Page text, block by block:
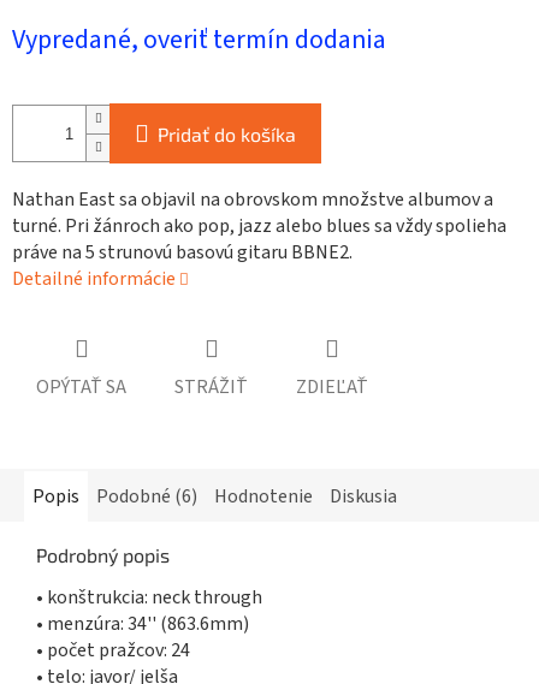
cena:
Vypredané, overiť termín dodania
Pridať do košíka
Nathan East sa objavil na obrovskom množstve albumov a
turné. Pri žánroch ako pop, jazz alebo blues sa vždy spolieha
práve na 5 strunovú basovú gitaru BBNE2.
Detailné informácie
OPÝTAŤ SA STRÁŽIŤ ZDIEĽAŤ
Popis Podobné (6) Hodnotenie Diskusia
Podrobný popis
• konštrukcia: neck through
• menzúra: 34'' (863.6mm)
• počet pražcov: 24
• telo: javor/ jelša